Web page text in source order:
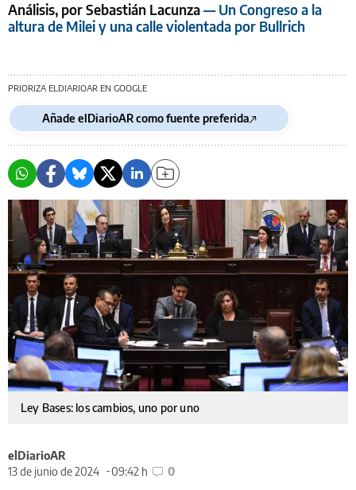
Análisis, por Sebastián Lacunza— Un Congreso a la
altura de Milei y una calle violentada por Bullrich
PRIORIZA ELDIARIOAR EN GOOGLE
Añade elDiarioAR como fuente preferida
Ley Bases: los cambios, uno por uno
elDiarioAR
13 de junio de 2024
09:42 h 0